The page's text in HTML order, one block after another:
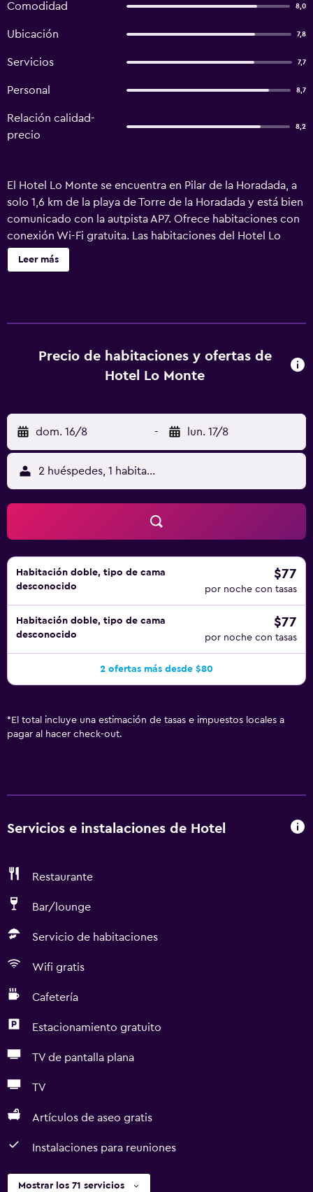
Comodidad 8,0
Ubicación 7,8
Servicios 7,7
Personal 8,7
Relación calidad-
precio
8,2
El Hotel Lo Monte se encuentra en Pilar de la Horadada, a
solo 1,6 km de la playa de Torre de la Horadada y está bien
comunicado con la autpista AP7. Ofrece habitaciones con
conexión Wi-Fi gratuita. Las habitaciones del Hotel Lo
Monte son sencillas y están equipadas con aire
acondicionado, TV de pantalla plana y baño privado con
hotel se encuentra a solo 500 metros de la localidad de
Torre de la Horadada, a 2,6 km de la playa de Las Mil
Leer más
Precio de habitaciones y ofertas de
Hotel Lo Monte
dom. 16/8 - lun. 17/8
2 huéspedes, 1 habitación
Habitación doble, tipo de cama
desconocido
$77
por noche con tasas
Habitación doble, tipo de cama
desconocido
$77
por noche con tasas
2 ofertas más desde $80
* El total incluye una estimación de tasas e impuestos locales a
pagar al hacer check-out.
Servicios e instalaciones de Hotel
Restaurante
Bar/lounge
Servicio de habitaciones
Wifi gratis
Cafetería
Estacionamiento gratuito
TV de pantalla plana
TV
Artículos de aseo gratis
Instalaciones para reuniones
Mostrar los 71 servicios